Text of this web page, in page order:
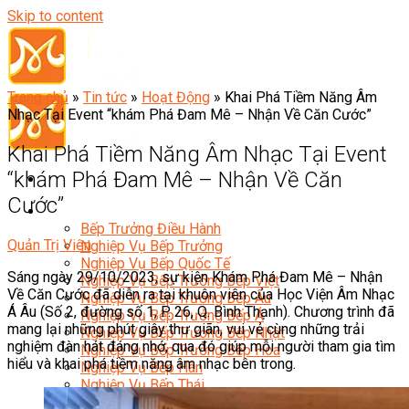
Bạn muốn hiểu hơn về các khóa học tại
HNAAu chiêu sinh nhiều chương trình - cấp độ, đa dạng
ngành nghề, đáp ứng mọi nhu cầu: Học nghề chuyên
nghiệp, kinh doanh, học theo sở thích cá nhân…
Hãy để lại thông tin và nhận tư vấn miễn phí
Bạn quan tâm tới ngành nào?
Nấu Ăn Làm Bánh Pha Chế Spa
Quản trị NHKS Marketing Âm nhạc
Skip to content
Đầu Bếp
Bếp Trưởng Điều Hành
Nghiệp Vụ Bếp Trưởng
Nghiệp Vụ Bếp Quốc Tế
Nghiệp Vụ Bếp Trưởng Bếp Việt
Nghiệp Vụ Bếp Trưởng Bếp Âu
Nghiệp Vụ Bếp Trưởng Bếp Á
Nghiệp Vụ Bếp Trưởng Bếp Nhật
Nghiệp Vụ Bếp Trưởng Bếp Hoa
Nghiệp Vụ Bếp Hàn
Nghiệp Vụ Bếp Thái
Nghiệp Vụ Bếp Chay
Trang chủ » Tin tức » Hoạt Động » Khai Phá Tiềm Năng Âm
Nhạc Tại Event “khám Phá Đam Mê – Nhận Về Căn Cước”
Khai Phá Tiềm Năng Âm Nhạc Tại Event
“khám Phá Đam Mê – Nhận Về Căn
Cước”
Quản Trị Viên
Sáng ngày 29/10/2023, sự kiện Khám Phá Đam Mê – Nhận
Về Căn Cước đã diễn ra tại khuôn viên của Học Viện Âm Nhạc
Á Âu (Số 2, đường số 1, P. 26, Q. Bình Thạnh). Chương trình đã
mang lại những phút giây thư giãn, vui vẻ cùng những trải
nghiệm đàn hát đáng nhớ, qua đó giúp mỗi người tham gia tìm
hiểu và khai phá tiềm năng âm nhạc bên trong.